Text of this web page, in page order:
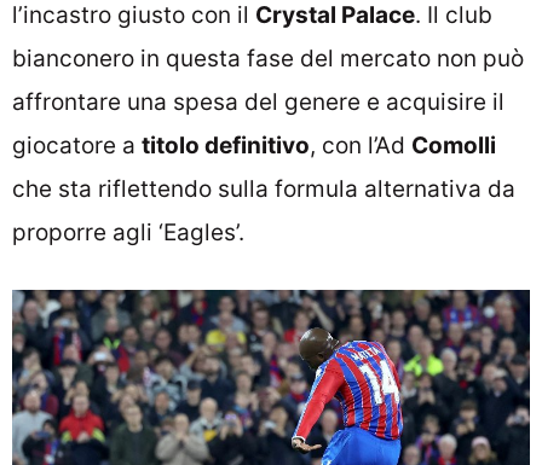
l’incastro giusto con il Crystal Palace. Il club
bianconero in questa fase del mercato non può
affrontare una spesa del genere e acquisire il
giocatore a titolo definitivo, con l’Ad Comolli
che sta riflettendo sulla formula alternativa da
proporre agli ‘Eagles’.